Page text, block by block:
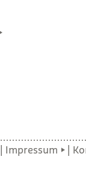
Impressum